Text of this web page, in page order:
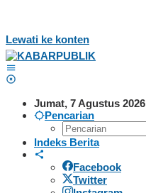
Lewati ke konten
Jumat, 7 Agustus 2026
Pencarian
Indeks Berita
Facebook
Twitter